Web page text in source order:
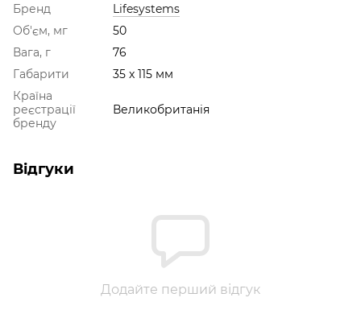
Бренд
Lifesystems
Об'єм, мг
50
Вага, г
76
Габарити
35 x 115 мм
Країна
реєстрації
бренду
Великобританія
Відгуки
Додайте перший відгук